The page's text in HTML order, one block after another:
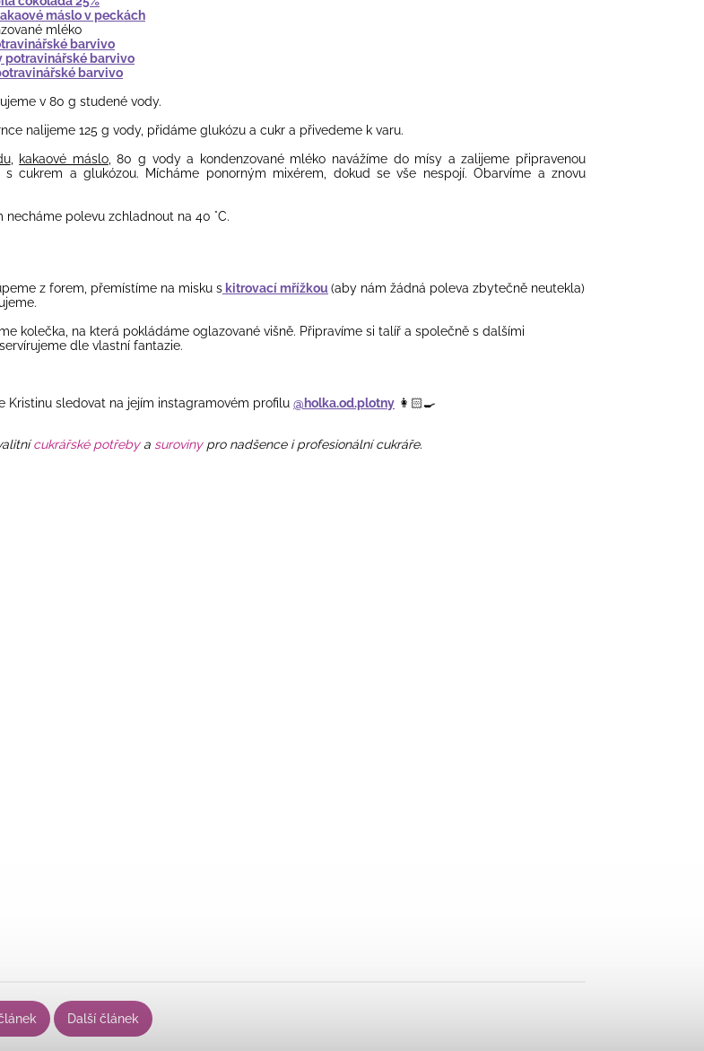
máslo v peckách
mléko
barvivo
potravinářské barvivo
barvivo
v 80 g studené vody.
nalijeme 125 g vody, přidáme glukózu a cukr a přivedeme k varu.
, kakaové máslo, 80 g vody a kondenzované mléko navážíme do mísy a zalijeme připravenou
s cukrem a glukózou. Mícháme ponorným mixérem, dokud se vše nespojí. Obarvíme a znovu
necháme polevu zchladnout na 40 °C.
z forem, přemístíme na misku s kitrovací mřížkou (aby nám žádná poleva zbytečně neutekla)
kolečka, na která pokládáme oglazované višně. Připravíme si talíř a společně s dalšími
dle vlastní fantazie.
Kristinu sledovat na jejím instagramovém profilu @holka.od.plotny 👩🏻‍🍳
cukrářské potřeby a suroviny pro nadšence i profesionální cukráře.
Další článek